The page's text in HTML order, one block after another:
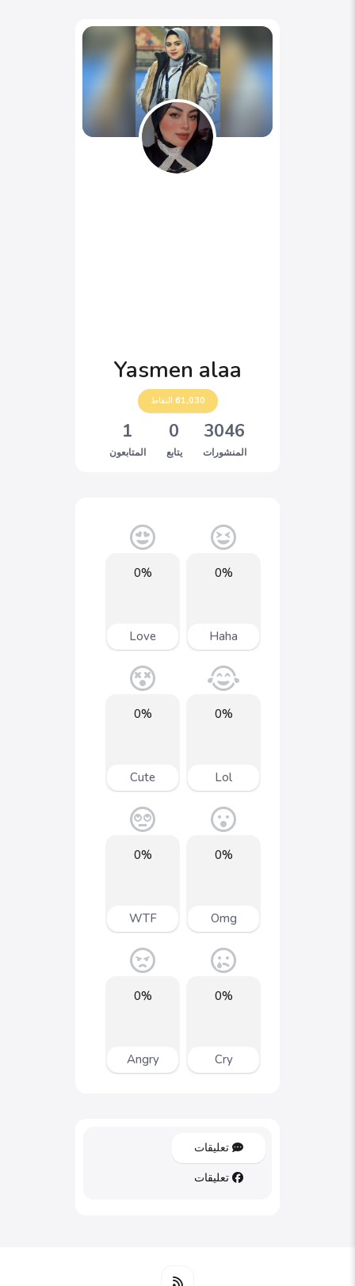
Yasmen alaa
61,030 النقاط
3046
المنشورات
0
يتابع
1
المتابعون
0%
Haha
0%
Love
0%
Lol
0%
Cute
0%
Omg
0%
WTF
0%
Cry
0%
Angry
تعليقات
تعليقات